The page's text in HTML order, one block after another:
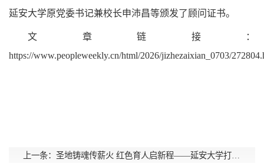
延安大学原党委书记兼校长申沛昌等颁发了顾问证书。
文章链接：
https://www.peopleweekly.cn/html/2026/jizhezaixian_0703/
上一条：